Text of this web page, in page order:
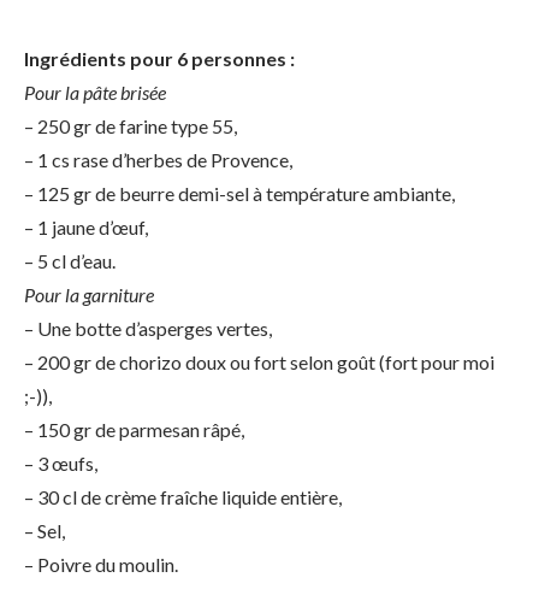
Ingrédients pour 6 personnes :
Pour la pâte brisée
– 250 gr de farine type 55,
– 1 cs rase d’herbes de Provence,
– 125 gr de beurre demi-sel à température ambiante,
– 1 jaune d’œuf,
– 5 cl d’eau.
Pour la garniture
– Une botte d’asperges vertes,
– 200 gr de chorizo doux ou fort selon goût (fort pour moi
;-)),
– 150 gr de parmesan râpé,
– 3 œufs,
– 30 cl de crème fraîche liquide entière,
– Sel,
– Poivre du moulin.